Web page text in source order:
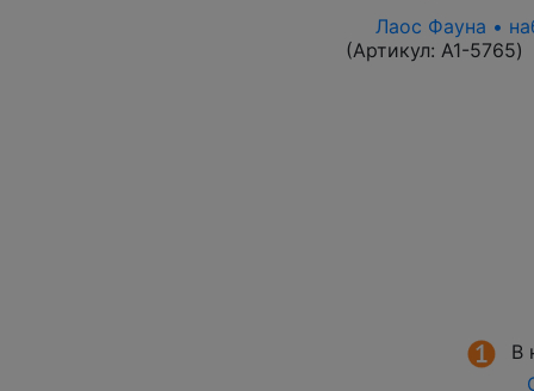
Лаос Фауна •
(Артикул: A1-5765)
В